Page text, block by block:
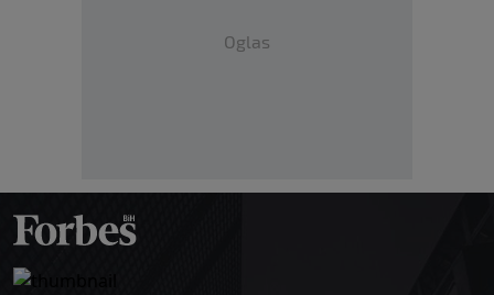
Oglas